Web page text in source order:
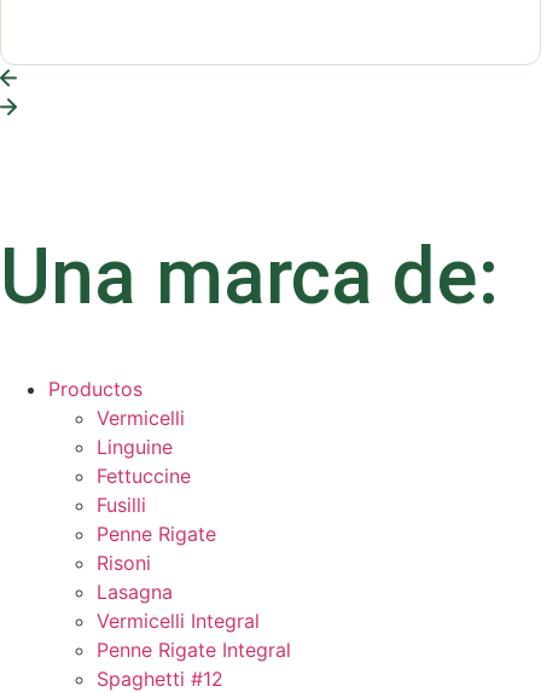
Una marca de:
Productos
Vermicelli
Linguine
Fettuccine
Fusilli
Penne Rigate
Risoni
Lasagna
Vermicelli Integral
Penne Rigate Integral
Spaghetti #12